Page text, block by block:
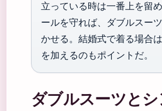
立っている時は一番上を留
ールを守れば、ダブルスー
かせる。結婚式で着る場合
を加えるのもポイントだ。
ダブルスーツと